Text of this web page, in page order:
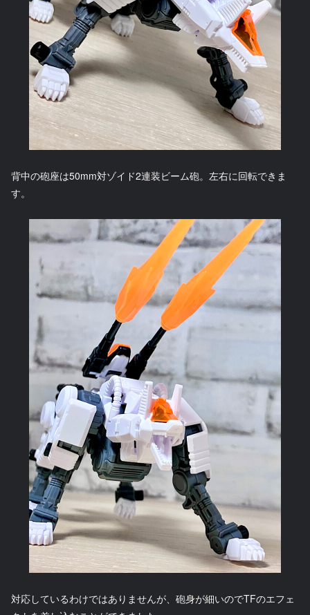
背中の砲座は50mm対ゾイド2連装ビーム砲。左右に回転できま
す。
対応しているわけではありませんが、砲身が細いのでTFのエフェ